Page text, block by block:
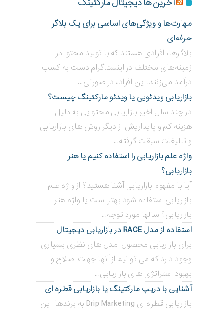
مهارت‌ها و ویژگی‌های اساسی برای یک بلاگر
حرفه‌ای
بلاگر‌ها، افرادی هستند که با تولید محتوا در
زمینه‌های مختلف در اینستاگرام دست به کسب
درآمد می‌زنند. این افراد، در صورتی...
بازاریابی ویدئویی ‌یا ویدئو مارکتینگ چیست؟
در چند سال اخیر بازاریابی محتوایی به دلیل
هزینه کم و پایداریش از دیگر روش های بازاریابی
و تبلیغات سبقت گرفته...
واژه علم بازاریابی را استفاده کنیم یا هنر
بازاریابی؟
آیا با مفهوم بازاریابی آشنا هستید؟ از واژه علم
بازاریابی استفاده شود بهتر است یا واژه هنر
بازاریابی؟ سالها مورد توجه...
استفاده از مدل RACE در بازاریابی دیجیتال
برای بازاریابی محصول مدل های نظری بسیاری
وجود دارد که می توانیم از آنها جهت اصلاح و
بهبود استراتژی های بازاریابی...
آشنایی با دریپ مارکتینگ یا بازاریابی قطره ای
بازاریابی قطره ای Drip Marketing به برندها این